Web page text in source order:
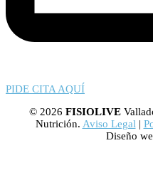
PIDE CITA AQUÍ
© 2026 FISIOLIVE
Nutrición. Aviso Legal |
Diseño